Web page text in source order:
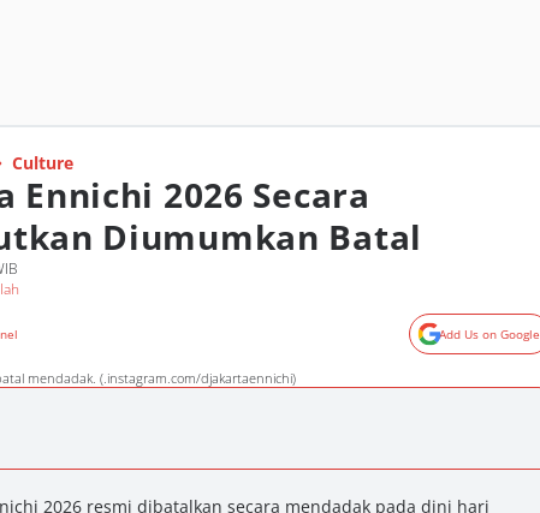
Culture
Ennichi 2026 Secara
Diumumkan Batal
Add Us on Google
mendadak. (.instagram.com/djakartaennichi)
2026 resmi dibatalkan secara mendadak pada dini hari